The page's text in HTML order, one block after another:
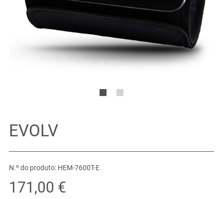
EVOLV
N.º do produto: HEM-7600T-E
171,00 €